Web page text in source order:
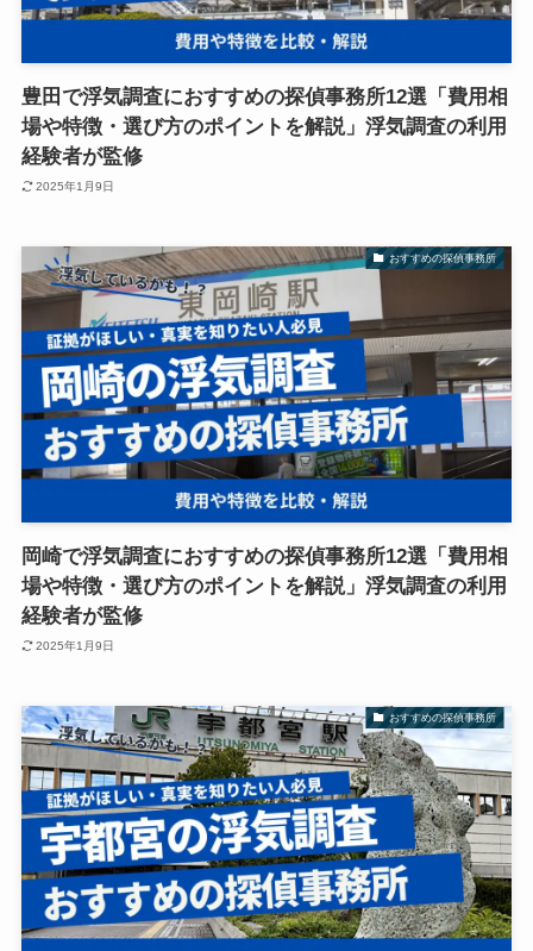
豊田で浮気調査におすすめの探偵事務所12選「費用相
場や特徴・選び方のポイントを解説」浮気調査の利用
経験者が監修
2025年1月9日
おすすめの探偵事務所
岡崎で浮気調査におすすめの探偵事務所12選「費用相
場や特徴・選び方のポイントを解説」浮気調査の利用
経験者が監修
2025年1月9日
おすすめの探偵事務所